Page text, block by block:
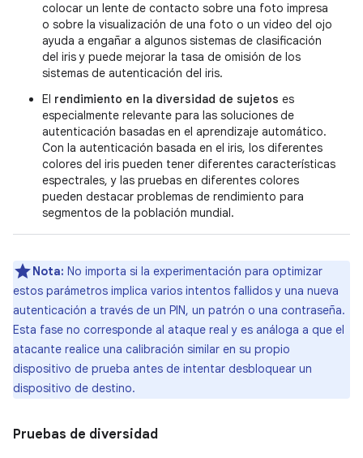
colocar un lente de contacto sobre una foto impresa
o sobre la visualización de una foto o un video del ojo
ayuda a engañar a algunos sistemas de clasificación
del iris y puede mejorar la tasa de omisión de los
sistemas de autenticación del iris.
El rendimiento en la diversidad de sujetos es
especialmente relevante para las soluciones de
autenticación basadas en el aprendizaje automático.
Con la autenticación basada en el iris, los diferentes
colores del iris pueden tener diferentes características
espectrales, y las pruebas en diferentes colores
pueden destacar problemas de rendimiento para
segmentos de la población mundial.
Nota: No importa si la experimentación para optimizar
estos parámetros implica varios intentos fallidos y una nueva
autenticación a través de un PIN, un patrón o una contraseña.
Esta fase no corresponde al ataque real y es análoga a que el
atacante realice una calibración similar en su propio
dispositivo de prueba antes de intentar desbloquear un
dispositivo de destino.
Pruebas de diversidad